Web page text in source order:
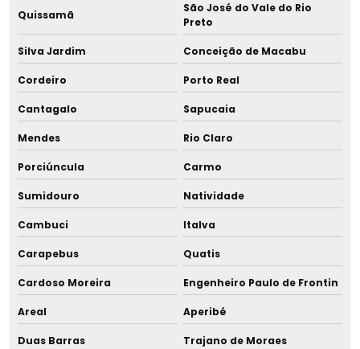
Gestão e gerenciamento de resíduos
Gestão e gerenciamento de resíduos sólidos
Gestão de resíduos alimentares
Gestão de resíduos em condomínios
Gestão de resíduos domésticos
Gestão de resíduos eletroeletrônicos
Gestão de resíduos empresas
Gestão de resíduos hotéis
Gestão de resíduos recicláveis
Quissamã
São José do Vale do Rio
Preto
Silva Jardim Conceição de Macabu
Cordeiro Porto Real
Cantagalo Sapucaia
Mendes Rio Claro
Porciúncula Carmo
Sumidouro Natividade
Cambuci Italva
Carapebus Quatis
Cardoso Moreira Engenheiro Paulo de Frontin
Areal Aperibé
Duas Barras Trajano de Moraes